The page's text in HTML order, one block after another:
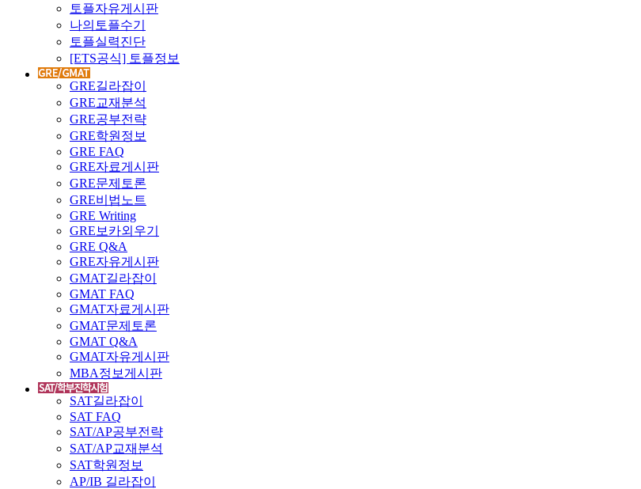
토플자유게시판
나의토플수기
토플실력진단
[ETS공식] 토플정보
GRE길라잡이
GRE교재분석
GRE공부전략
GRE학원정보
GRE FAQ
GRE자료게시판
GRE문제토론
GRE비법노트
GRE Writing
GRE보카외우기
GRE Q&A
GRE자유게시판
GMAT길라잡이
GMAT FAQ
GMAT자료게시판
GMAT문제토론
GMAT Q&A
GMAT자유게시판
MBA정보게시판
SAT길라잡이
SAT FAQ
SAT/AP공부전략
SAT/AP교재분석
SAT학원정보
AP/IB 길라잡이